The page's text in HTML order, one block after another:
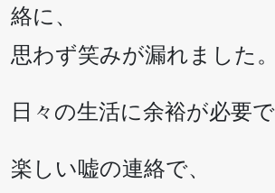
絡に、
思わず笑みが漏れました。
日々の生活に余裕が必要で
楽しい嘘の連絡で、